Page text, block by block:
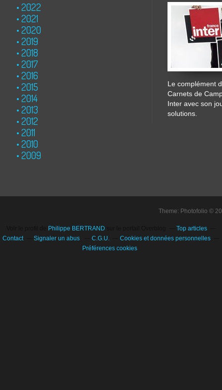
2022
2021
2020
2019
2018
2017
2016
2015
2014
2013
2012
2011
2010
2009
Le complément
Carnets de
Inter avec son
solutions.
Theme: Photofolio ©
Philippe BERTRAND
Top articles
Contact
Signaler un abus C.G.U.
Cookies et données personnelles
Préférences cookies